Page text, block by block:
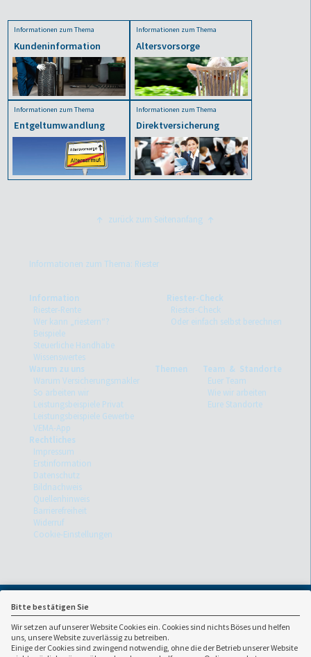
Bitte bestätigen Sie
Wir setzen auf unserer Website Cookies ein. Cookies sind nichts Böses und helfen
uns, unsere Website zuverlässig zu betreiben.
Einige der Cookies sind zwingend notwendig, ohne die der Betrieb unserer Website
Informationen zum Thema
Kundeninformation
Informationen zum Thema
Altersvorsorge
Informationen zum Thema
Entgeltumwandlung
Informationen zum Thema
Direktversicherung
zurück zum Seitenanfang
Informationen zum Thema: Riester
Information
Riester-Rente
Wer kann „riestern“?
Beispiele
Steuerliche Handhabe
Wissenswertes
Riester-Check
Riester-Check
Oder einfach selbst berechnen
Warum zu uns
Warum Versicherungsmakler
So arbeiten wir
Leistungsbeispiele Privat
Leistungsbeispiele Gewerbe
VEMA-App
Themen
Team & Standorte
Euer Team
Wie wir arbeiten
Eure Standorte
Rechtliches
Impressum
Erstinformation
Datenschutz
Bildnachweis
Quellenhinweis
Barrierefreiheit
Widerruf
Cookie-Einstellungen